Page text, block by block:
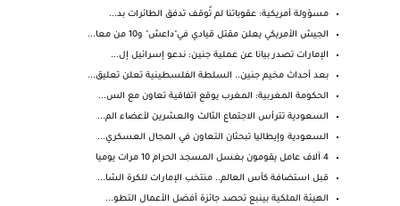
مسؤولة أمريكية: عقوباتنا لم تُوقف تدفق الطائرات بد...
الجيش الأمريكي يعلن مقتل قيادي في"داعش" و10 من معا...
الإمارات تصدر بيانا عن عملية جنين: ندعو إسرائيل إل...
بعد أحداث مخيم جنين.. السلطة الفلسطينية تعلن تعليق...
الحكومة المغربية: المغرب يوقع اتفاقية تعاون مع الس...
السعودية تترأس الاجتماع الثالث والعشرين لأعضاء الم...
السعودية وإيطاليا تبحثان التعاون في المجال العسكري...
4 آلاف عامل يقومون بغسل المسجد الحرام 10 مرات يوميا
قبل استضافة كأس العالم.. منتخب الإمارات للكرة الشا...
الهيئة الملكية بينبع تحصد جائزة أفضل الأعمال التطو...